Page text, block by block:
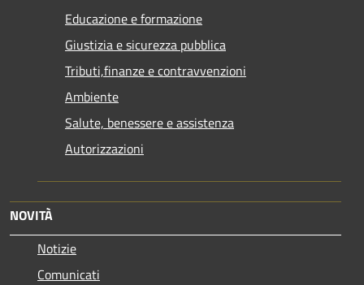
Educazione e formazione
Giustizia e sicurezza pubblica
Tributi,finanze e contravvenzioni
Ambiente
Salute, benessere e assistenza
Autorizzazioni
NOVITÀ
Notizie
Comunicati